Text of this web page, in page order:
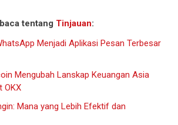
tentang Tinjauan:
Menjadi Aplikasi Pesan Terbesar
Mengubah Lanskap Keuangan Asia
OKX
Mana yang Lebih Efektif dan